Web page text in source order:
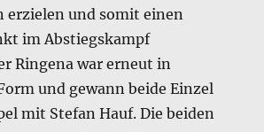
erzielen und somit einen
im Abstiegskampf
Ringena war erneut in
und gewann beide Einzel
mit Stefan Hauf. Die beiden